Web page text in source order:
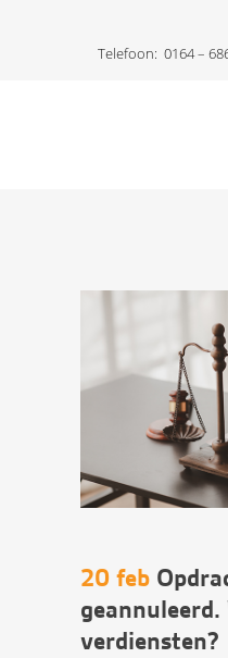
Telefoon: 0164 –
20 feb
geannuleerd.
verdiensten?